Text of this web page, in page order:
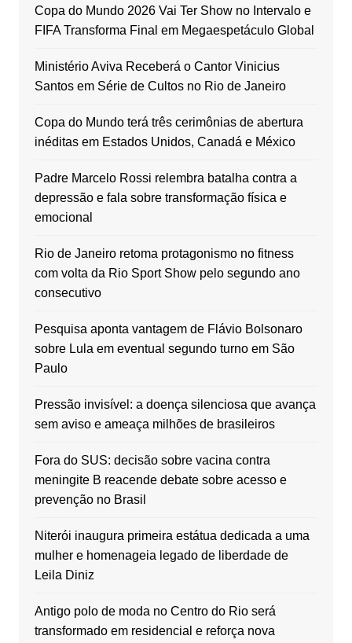
Copa do Mundo 2026 Vai Ter Show no Intervalo e
FIFA Transforma Final em Megaespetáculo Global
Ministério Aviva Receberá o Cantor Vinicius
Santos em Série de Cultos no Rio de Janeiro
Copa do Mundo terá três cerimônias de abertura
inéditas em Estados Unidos, Canadá e México
Padre Marcelo Rossi relembra batalha contra a
depressão e fala sobre transformação física e
emocional
Rio de Janeiro retoma protagonismo no fitness
com volta da Rio Sport Show pelo segundo ano
consecutivo
Pesquisa aponta vantagem de Flávio Bolsonaro
sobre Lula em eventual segundo turno em São
Paulo
Pressão invisível: a doença silenciosa que avança
sem aviso e ameaça milhões de brasileiros
Fora do SUS: decisão sobre vacina contra
meningite B reacende debate sobre acesso e
prevenção no Brasil
Niterói inaugura primeira estátua dedicada a uma
mulher e homenageia legado de liberdade de
Leila Diniz
Antigo polo de moda no Centro do Rio será
transformado em residencial e reforça nova